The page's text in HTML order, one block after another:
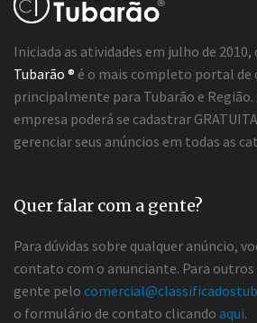
Iniciada as atividades em julho de 2010,
Tubarão ® é o mais completo portal de
principalmente para Tubarão e Região.
empresa poderá se cadastrar
gerenciar seus anúncios em todas as
Quer falar com a gente?
Para dúvidas sobre qualquer anúncio,
contato com o anunciante. Para
gente pelo
o formulário de contato clicando aqui.